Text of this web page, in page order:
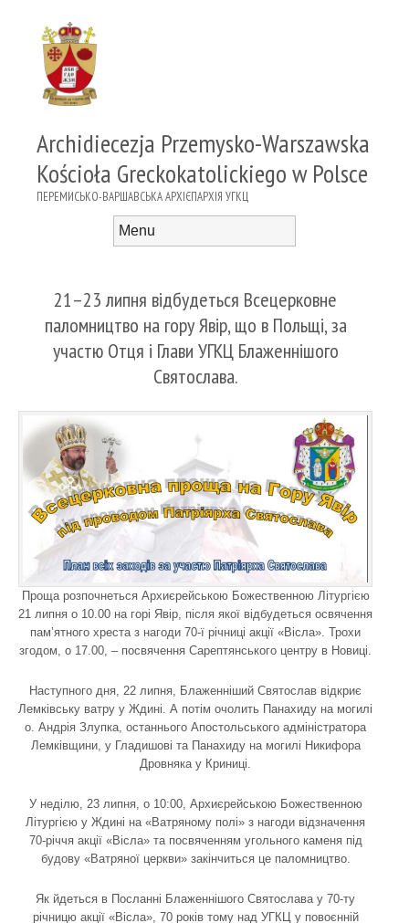
Archidiecezja Przemysko-Warszawska
Kościoła Greckokatolickiego w Polsce
ПЕРЕМИСЬКО-ВАРШАВСЬКА АРХІЄПАРХІЯ УГКЦ
21–23 липня відбудеться Всецерковне
паломництво на гору Явір, що в Польщі, за
участю Отця і Глави УГКЦ Блаженнішого
Святослава.
Проща розпочнеться Архиєрейською Божественною Літургією
21 липня о 10.00 на горі Явір, після якої відбудеться освячення
пам’ятного хреста з нагоди 70-ї річниці акції «Вісла». Трохи
згодом, о 17.00, – посвячення Сарептянського центру в Новиці.
Наступного дня, 22 липня, Блаженніший Святослав відкриє
Лемківську ватру у Ждині. А потім очолить Панахиду на могилі
о. Андрія Злупка, останнього Апостольського адміністратора
Лемківщини, у Гладишові та Панахиду на могилі Никифора
Дровняка у Криниці.
У неділю, 23 липня, о 10:00, Архиєрейською Божественною
Літургією у Ждині на «Ватряному полі» з нагоди відзначення
70-річчя акції «Вісла» та посвяченням угольного каменя під
будову «Ватряної церкви» закінчиться це паломництво.
Як йдеться в Посланні Блаженнішого Святослава у 70-ту
річницю акції «Вісла», 70 років тому над УГКЦ у повоєнній